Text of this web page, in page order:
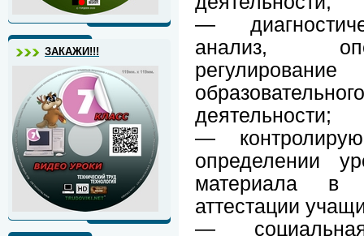
ЗАКАЖИ!!!
—
анализ,
деятельности;
—
определении
материала в
аттестации
—